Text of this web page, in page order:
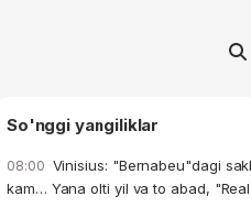
So'nggi yangiliklar
08:00 Vinisius: "Bernabeu"dagi
kam… Yana olti yil va to abad,